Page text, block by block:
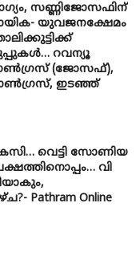
സണ്ണിജോസഫിന്
യുവജനക്ഷേമം
റവന്യൂ
(ജോസഫ്),
ഇടഞ്ഞ്
വെട്ടി സോണിയ
വി
Pathram Online